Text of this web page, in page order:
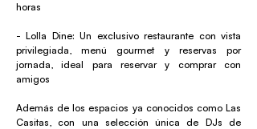
horas
- Lolla Dine: Un exclusivo restaurante con vista
privilegiada, menú gourmet y reservas por
jornada, ideal para reservar y comprar con
amigos
Además de los espacios ya conocidos como Las
Casitas, con una selección única de DJs de